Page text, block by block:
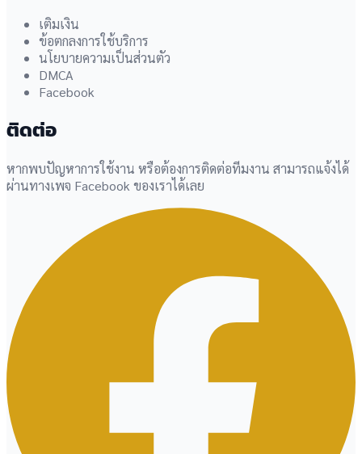
เติมเงิน
ข้อตกลงการใช้บริการ
นโยบายความเป็นส่วนตัว
DMCA
Facebook
ติดต่อ
หากพบปัญหาการใช้งาน หรือต้องการติดต่อทีมงาน สามารถแจ้งได้
ผ่านทางเพจ Facebook ของเราได้เลย